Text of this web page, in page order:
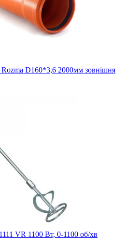
Rozma D160*3,6 2000мм зовнішня
VR 1100 Вт, 0-1100 об/хв